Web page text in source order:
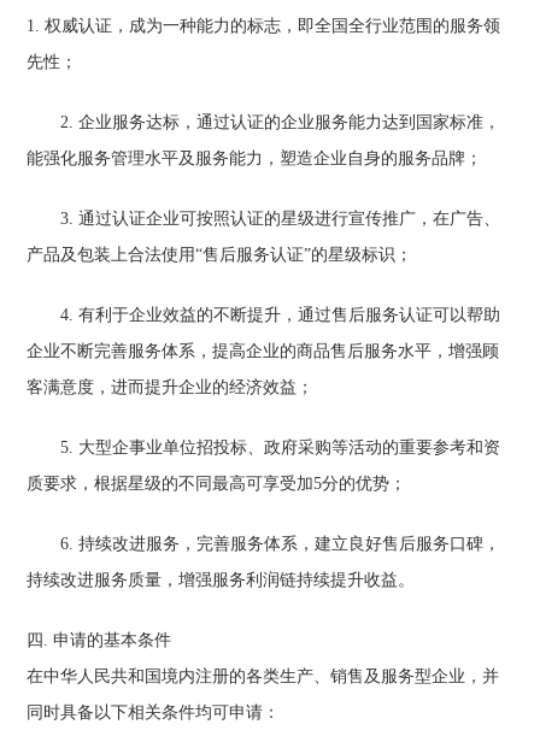
1. 权威认证，成为一种能力的标志，即全国全行业范围的服务领
先性；
2. 企业服务达标，通过认证的企业服务能力达到国家标准，
能强化服务管理水平及服务能力，塑造企业自身的服务品牌；
3. 通过认证企业可按照认证的星级进行宣传推广，在广告、
产品及包装上合法使用“售后服务认证”的星级标识；
4. 有利于企业效益的不断提升，通过售后服务认证可以帮助
企业不断完善服务体系，提高企业的商品售后服务水平，增强顾
客满意度，进而提升企业的经济效益；
5. 大型企事业单位招投标、政府采购等活动的重要参考和资
质要求，根据星级的不同最高可享受加5分的优势；
6. 持续改进服务，完善服务体系，建立良好售后服务口碑，
持续改进服务质量，增强服务利润链持续提升收益。
四. 申请的基本条件
在中华人民共和国境内注册的各类生产、销售及服务型企业，并
同时具备以下相关条件均可申请：